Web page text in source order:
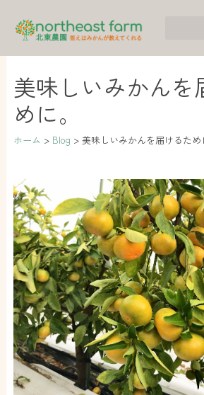
美味しいみかんを
めに。
ホーム Blog 美味しいみかんを届けるため
ー
カ
イ
ブ
テ
ゴ
リ
ー